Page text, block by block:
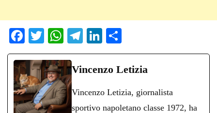
Fa
ce
bo
ok
T
wi
tte
r
W
ha
ts
A
pp
Te
le
gr
m
Li
nk
ed
on
di
di
Vincenzo Letizia
Vincenzo Letizia, giornalista
sportivo napoletano classe 1972, ha